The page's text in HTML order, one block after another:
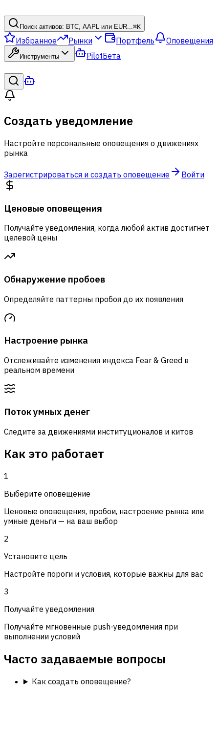
Поиск активов: BTC, AAPL или EUR...⌘K
Избранное Рынки Портфель Оповещения
Инструменты PilotБета
Создать уведомление
Настройте персональные оповещения о движениях
рынка
Зарегистрироваться и создать оповещение Войти
Ценовые оповещения
Получайте уведомления, когда любой актив достигнет
целевой цены
Обнаружение пробоев
Определяйте паттерны пробоя до их появления
Настроение рынка
Отслеживайте изменения индекса Fear & Greed в
реальном времени
Поток умных денег
Следите за движениями институционалов и китов
Как это работает
1
Выберите оповещение
Ценовые оповещения, пробои, настроение рынка или
умные деньги — на ваш выбор
2
Установите цель
Настройте пороги и условия, которые важны для вас
3
Получайте уведомления
Получайте мгновенные push-уведомления при
выполнении условий
Часто задаваемые вопросы
Как создать оповещение?